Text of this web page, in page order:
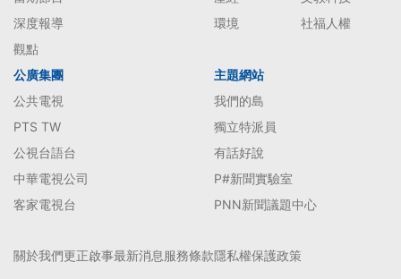
深度報導
觀點
環境
社福人權
公廣集團
公共電視
PTS TW
公視台語台
中華電視公司
客家電視台
主題網站
我們的島
獨立特派員
有話好說
P#新聞實驗室
PNN新聞議題中心
關於我們更正啟事最新消息服務條款隱私權保護政策